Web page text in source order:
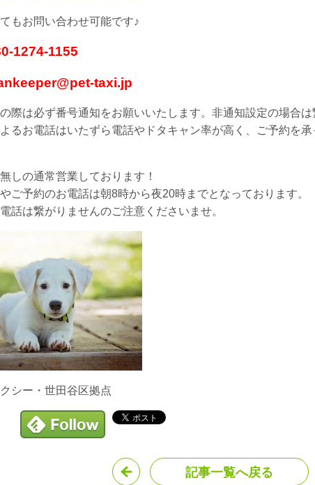
もお問い合わせ可能です♪
1274-1155
taxi.jp
際は必ず番号通知をお願いいたします。非通知設定の場合
るお電話はいたずら電話やドタキャン率が高く、ご予約を
しの通常営業しております！
ご予約のお電話は朝8時から夜20時までとなっております。
話は繋がりませんのご注意くださいませ。
シー・世田谷区拠点
記事一覧へ戻る